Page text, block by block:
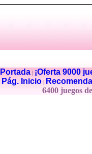
Portada|
¡Oferta 9000
Pág. Inicio
6400 juegos